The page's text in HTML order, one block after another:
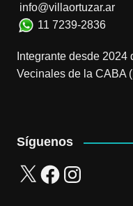
info@villaortuzar.ar
11 7239-2836
Integrante desde
Vecinales de la CABA
Síguenos
X FacebookInstagram